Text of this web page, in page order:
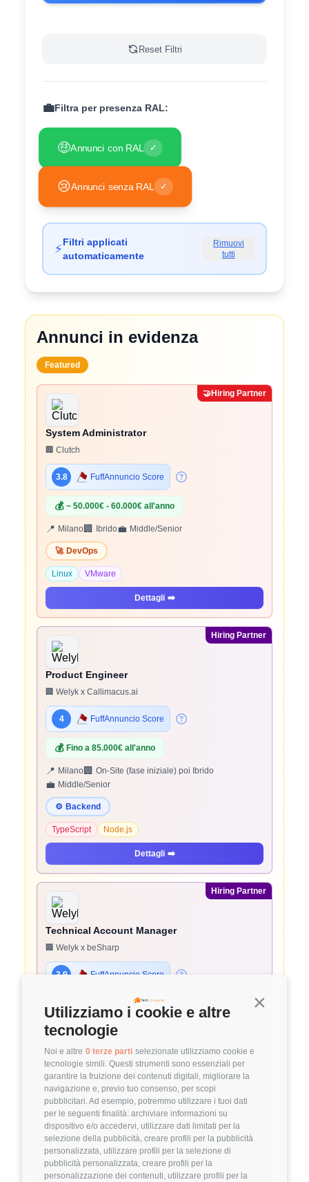
Continua
Utilizziamo i cookie e altre
tecnologie
Noi e altre 0 terze parti selezionate utilizziamo cookie e
tecnologie simili. Questi strumenti sono essenziali per
garantire la fruizione dei contenuti digitali, migliorare la
navigazione e, previo tuo consenso, per scopi
pubblicitari. Ad esempio, potremmo utilizzare i tuoi dati
per le seguenti finalità: archiviare informazioni su
dispositivo e/o accedervi, utilizzare dati limitati per la
selezione della pubblicità, creare profili per la pubblicità
personalizzata, utilizzare profili per la selezione di
pubblicità personalizzata, creare profili per la
personalizzazione dei contenuti, utilizzare profili per la
Reset Filtri
💼Filtra per presenza RAL:
🤑Annunci con RAL ✓
😢Annunci senza RAL ✓
⚡Filtri applicati
automaticamente
Rimuovi
tutti
Annunci in evidenza
Featured
🤝Hiring Partner
System Administrator
🏢 Clutch
3.8 FuffAnnuncio Score
💰 ~ 50.000€ - 60.000€ all'anno
📍 Milano🏢 Ibrido💼 Middle/Senior
🚀 DevOps
Linux VMware
Dettagli ➡️
Hiring Partner
Product Engineer
🏢 Welyk x Callimacus.ai
4 FuffAnnuncio Score
💰 Fino a 85.000€ all'anno
📍 Milano🏢 On-Site (fase iniziale) poi Ibrido
💼 Middle/Senior
⚙️ Backend
TypeScript Node.js
Dettagli ➡️
Hiring Partner
Technical Account Manager
🏢 Welyk x beSharp
3.9 FuffAnnuncio Score
~ 45.000€ - 45.000€ all'anno
📍 Pavia🏢 Ibrido💼
⚙️ Backend
AWS Solutions Architecture
Dettagli
Hiring Partner
Project Manager